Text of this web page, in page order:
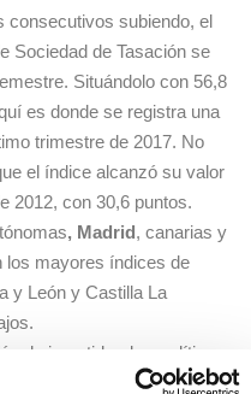
consecutivos subiendo, el
Sociedad de Tasación se
Situándolo con 56,8
es donde se registra una
trimestre de 2017. No
el índice alcanzó su valor
2012, con 30,6 puntos.
, Madrid, canarias y
los mayores índices de
y León y Castilla La
de incertidumbre política
autónoma en la que el